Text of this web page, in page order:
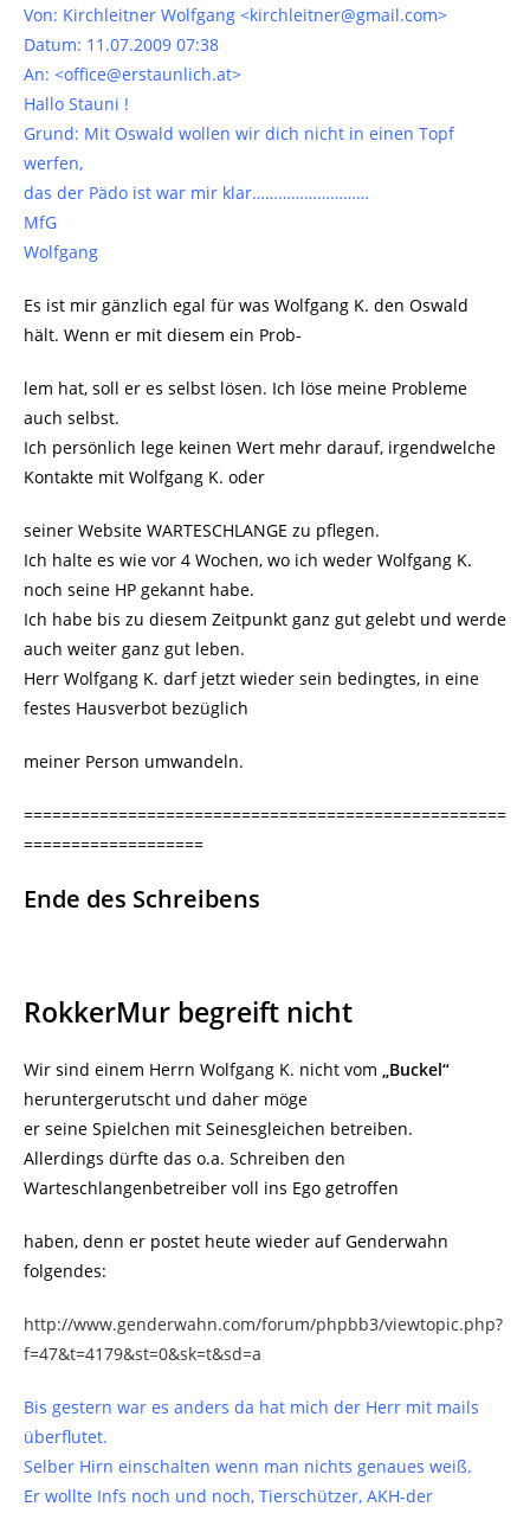
Von: Kirchleitner Wolfgang <kirchleitner@gmail.com>
Datum: 11.07.2009 07:38
An: <office@erstaunlich.at>
Hallo Stauni !
Grund: Mit Oswald wollen wir dich nicht in einen Topf
werfen,
das der Pädo ist war mir klar………………………
MfG
Wolfgang
Es ist mir gänzlich egal für was Wolfgang K. den Oswald
hält. Wenn er mit diesem ein Prob-
lem hat, soll er es selbst lösen. Ich löse meine Probleme
auch selbst.
Ich persönlich lege keinen Wert mehr darauf, irgendwelche
Kontakte mit Wolfgang K. oder
seiner Website WARTESCHLANGE zu pflegen.
Ich halte es wie vor 4 Wochen, wo ich weder Wolfgang K.
noch seine HP gekannt habe.
Ich habe bis zu diesem Zeitpunkt ganz gut gelebt und werde
auch weiter ganz gut leben.
Herr Wolfgang K. darf jetzt wieder sein bedingtes, in eine
festes Hausverbot bezüglich
meiner Person umwandeln.
===================================================
===================
Ende des Schreibens
RokkerMur begreift nicht
Wir sind einem Herrn Wolfgang K. nicht vom „Buckel“
heruntergerutscht und daher möge
er seine Spielchen mit Seinesgleichen betreiben.
Allerdings dürfte das o.a. Schreiben den
Warteschlangenbetreiber voll ins Ego getroffen
haben, denn er postet heute wieder auf Genderwahn
folgendes:
http://www.genderwahn.com/forum/phpbb3/viewtopic.php?
f=47&t=4179&st=0&sk=t&sd=a
Bis gestern war es anders da hat mich der Herr mit mails
überflutet.
Selber Hirn einschalten wenn man nichts genaues weiß.
Er wollte Infs noch und noch, Tierschützer, AKH-der